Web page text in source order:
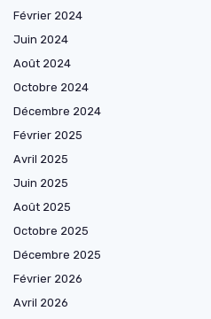
Février 2024
Juin 2024
Août 2024
Octobre 2024
Décembre 2024
Février 2025
Avril 2025
Juin 2025
Août 2025
Octobre 2025
Décembre 2025
Février 2026
Avril 2026